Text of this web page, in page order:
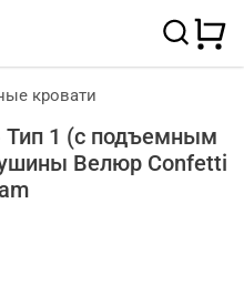
кровати
Тип 1 (с подъемным
Велюр Confetti